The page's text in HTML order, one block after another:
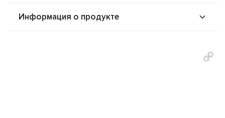
Информация о продукте